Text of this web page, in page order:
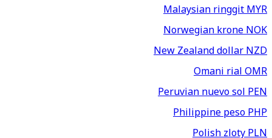
Malaysian ringgitMYR
Norwegian kroneNOK
New Zealand dollarNZD
Omani rialOMR
Peruvian nuevo solPEN
Philippine pesoPHP
Polish zlotyPLN